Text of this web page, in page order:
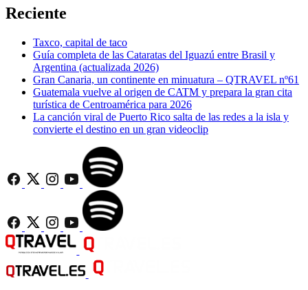
Reciente
Taxco, capital de taco
Guía completa de las Cataratas del Iguazú entre Brasil y
Argentina (actualizada 2026)
Gran Canaria, un continente en minuatura – QTRAVEL nº61
Guatemala vuelve al origen de CATM y prepara la gran cita
turística de Centroamérica para 2026
La canción viral de Puerto Rico salta de las redes a la isla y
convierte el destino en un gran videoclip